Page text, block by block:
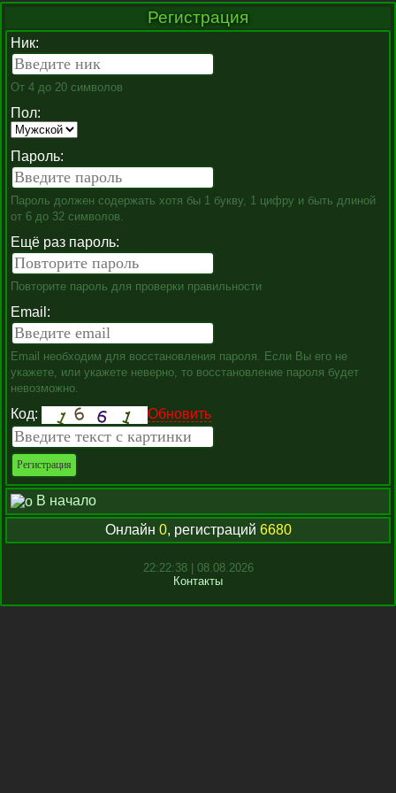
Регистрация
Ник:
От 4 до 20 символов
Пол:
Пароль:
Пароль должен содержать хотя бы 1 букву, 1 цифру и быть длиной
от 6 до 32 символов.
Ещё раз пароль:
Повторите пароль для проверки правильности
Email:
Email необходим для восстановления пароля. Если Вы его не
укажете, или укажете неверно, то восстановление пароля будет
невозможно.
Код: Обновить
В начало
Онлайн 0, регистраций 6680
22:22:38 | 08.08.2026
Контакты